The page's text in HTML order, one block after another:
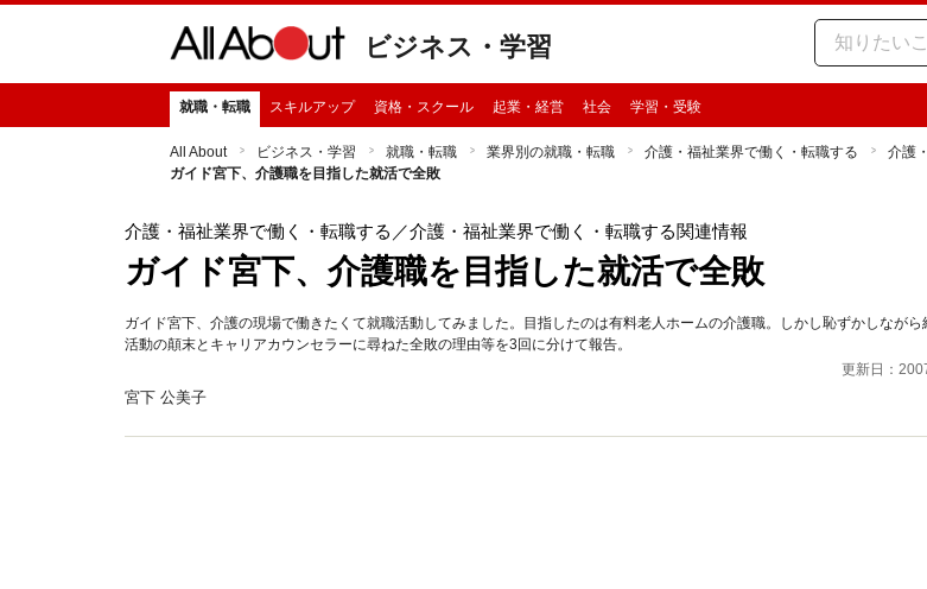
ビジネス・学習
就職・転職 スキルアップ 資格・スクール 起業・経営 社会 学習・受験
All About ビジネス・学習 就職・転職 業界別の就職・転職 介護・福祉業界で働く・転職する
介護
ガイド宮下、介護職を目指した就活で全敗
介護・福祉業界で働く・転職する ／介護・福祉業界で働く・転職する関連情報
ガイド宮下、介護職を目指した就活で全敗
ガイド宮下、介護の現場で働きたくて就職活動してみました。目指したのは有料老人ホームの介護職。しかし恥ずかしながら
活動の顛末とキャリアカウンセラーに尋ねた全敗の理由等を3回に分けて報告。
更新日：
宮下 公美子